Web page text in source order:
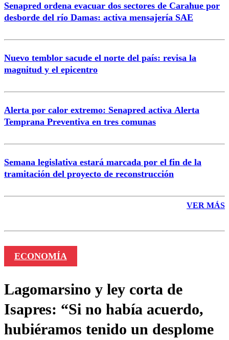
Correo
Senapred ordena evacuar dos sectores de Carahue por
desborde del río Damas: activa mensajería SAE
Nuevo temblor sacude el norte del país: revisa la
magnitud y el epicentro
Alerta por calor extremo: Senapred activa Alerta
Temprana Preventiva en tres comunas
Semana legislativa estará marcada por el fin de la
tramitación del proyecto de reconstrucción
VER MÁS
ECONOMÍA
Lagomarsino y ley corta de
Isapres: “Si no había acuerdo,
hubiéramos tenido un desplome